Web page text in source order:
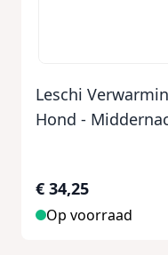
Leschi
Hond -
€ 34,25
Op voorraad